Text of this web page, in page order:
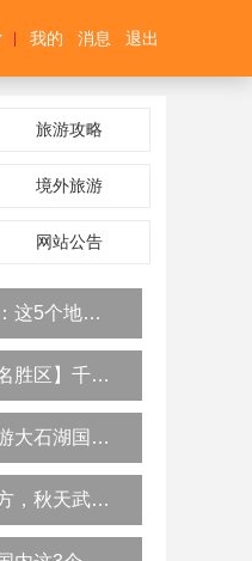
我的 消息 退出
旅游攻略
境外旅游
网站公告
01. 长沙旅游攻略：这5个地方一定要去！
02. 【白水寨风景名胜区】千万不要来白水寨，我怕你会爱上这里的瀑
03. 秋游本溪，畅游大石湖国家地质公园旅游攻略
04. 伴游最美的地方，秋天武汉木兰云雾山彩林环绕